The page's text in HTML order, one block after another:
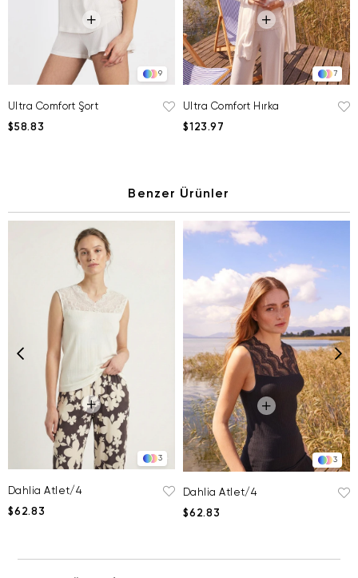
9
Ultra Comfort Şort
$58.83
7
Ultra Comfort Hırka
$123.97
Benzer Ürünler
3
Dahlia Atlet/4
$62.83
3
Dahlia Atlet/4
$62.83